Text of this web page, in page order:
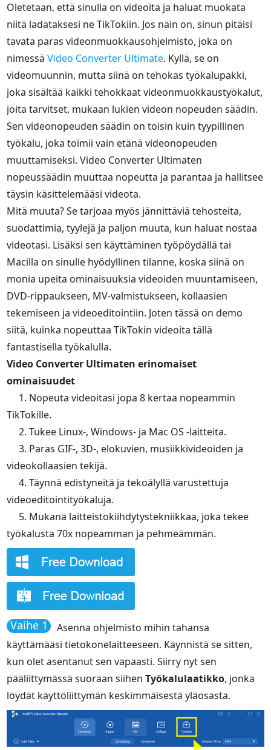
Oletetaan, että sinulla on videoita ja haluat muokata
niitä ladataksesi ne TikTokiin. Jos näin on, sinun pitäisi
tavata paras videonmuokkausohjelmisto, joka on
nimessäVideo Converter Ultimate. Kyllä, se on
videomuunnin, mutta siinä on tehokas työkalupakki,
joka sisältää kaikki tehokkaat videonmuokkaustyökalut,
joita tarvitset, mukaan lukien videon nopeuden säädin.
Sen videonopeuden säädin on toisin kuin tyypillinen
työkalu, joka toimii vain etänä videonopeuden
muuttamiseksi. Video Converter Ultimaten
nopeussäädin muuttaa nopeutta ja parantaa ja hallitsee
täysin käsittelemääsi videota.
Mitä muuta? Se tarjoaa myös jännittäviä tehosteita,
suodattimia, tyylejä ja paljon muuta, kun haluat nostaa
videotasi. Lisäksi sen käyttäminen työpöydällä tai
Macilla on sinulle hyödyllinen tilanne, koska siinä on
monia upeita ominaisuuksia videoiden muuntamiseen,
DVD-rippaukseen, MV-valmistukseen, kollaasien
tekemiseen ja videoeditointiin. Joten tässä on demo
siitä, kuinka nopeuttaa TikTokin videoita tällä
fantastisella työkalulla.
Video Converter Ultimaten erinomaiset
ominaisuudet
1. Nopeuta videoitasi jopa 8 kertaa nopeammin
TikTokille.
2. Tukee Linux-, Windows- ja Mac OS -laitteita.
3. Paras GIF-, 3D-, elokuvien, musiikkivideoiden ja
videokollaasien tekijä.
4. Täynnä edistyneitä ja tekoälyllä varustettuja
videoeditointityökaluja.
5. Mukana laitteistokiihdytystekniikkaa, joka tekee
työkalusta 70x nopeamman ja pehmeämmän.
Vaihe 1
Asenna ohjelmisto mihin tahansa
käyttämääsi tietokonelaitteeseen. Käynnistä se sitten,
kun olet asentanut sen vapaasti. Siirry nyt sen
pääliittymässä suoraan siihenTyökalulaatikko, jonka
löydät käyttöliittymän keskimmäisestä yläosasta.